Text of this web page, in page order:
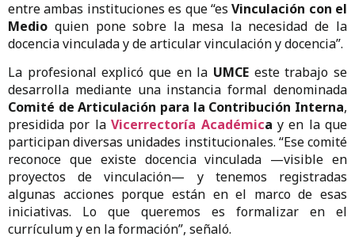
entre ambas instituciones es que “esVinculación con el
Medio quien pone sobre la mesa la necesidad de la
docencia vinculada y de articular vinculación y docencia”.
La profesional explicó que en la UMCE este trabajo se
desarrolla mediante una instancia formal denominada
Comité de Articulación para la Contribución Interna,
presidida por laVicerrectoría Académica y en la que
participan diversas unidades institucionales. “Ese comité
reconoce que existe docencia vinculada —visible en
proyectos de vinculación— y tenemos registradas
algunas acciones porque están en el marco de esas
iniciativas. Lo que queremos es formalizar en el
currículum y en la formación”, señaló.